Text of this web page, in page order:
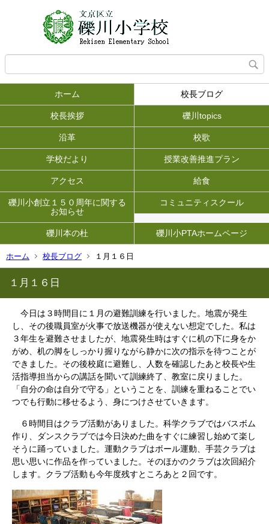
ホーム 校長ブログ
校長挨拶 礫川topics
沿革 校歌
学校だより 授業改善推進プラン
アクセス 給食
礫川小創立１５０周年に関する
お知らせ
コミュニティスクール
礫川本の杜 礫川小PTAホームページ
ホーム 校長ブログ １月１６日
１月１６日
今日は３時間目に１月の避難訓練を行いました。地震が発生
し、その後職員室が火事で放送機器が使えない想定でした。私は
３年生を避難させましたが、地震発生時はすぐに机の下に身をか
がめ、机の脚をしっかり握りながら静かに次の指示を待つことが
できました。その後校庭に避難し、人数を確認したあと校長や生
活指導担当からの講話を聞いて訓練終了、教室に戻りました。
「自分の命は自分で守る」ということを、訓練を重ねることでい
つでも行動に移せるよう、身につけさせていきます。
６時間目はクラブ活動がありました。科学クラブではバスボム
作り、ダンスクラブでは今日決めた曲をすぐに練習し始めて楽し
そうに踊っていました。運動クラブはボール運動、手芸クラブは
思い思いに作品を作っていました。そのほかのクラブは次回紹介
します。クラブ活動も今年度残すところあと２回です。